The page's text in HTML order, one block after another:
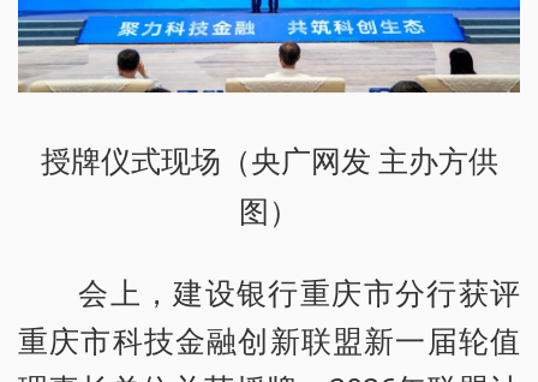
授牌仪式现场（央广网发 主办方供
图）
会上，建设银行重庆市分行获评
重庆市科技金融创新联盟新一届轮值